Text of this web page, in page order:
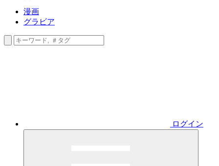
漫画
グラビア
ログイン